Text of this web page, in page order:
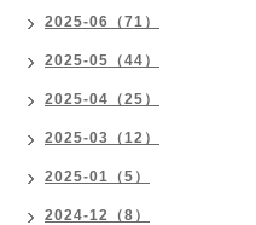
2025-06（71）
2025-05（44）
2025-04（25）
2025-03（12）
2025-01（5）
2024-12（8）